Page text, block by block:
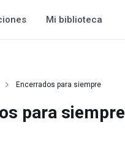
Mi biblioteca
Encerrados para siempre
para siempre